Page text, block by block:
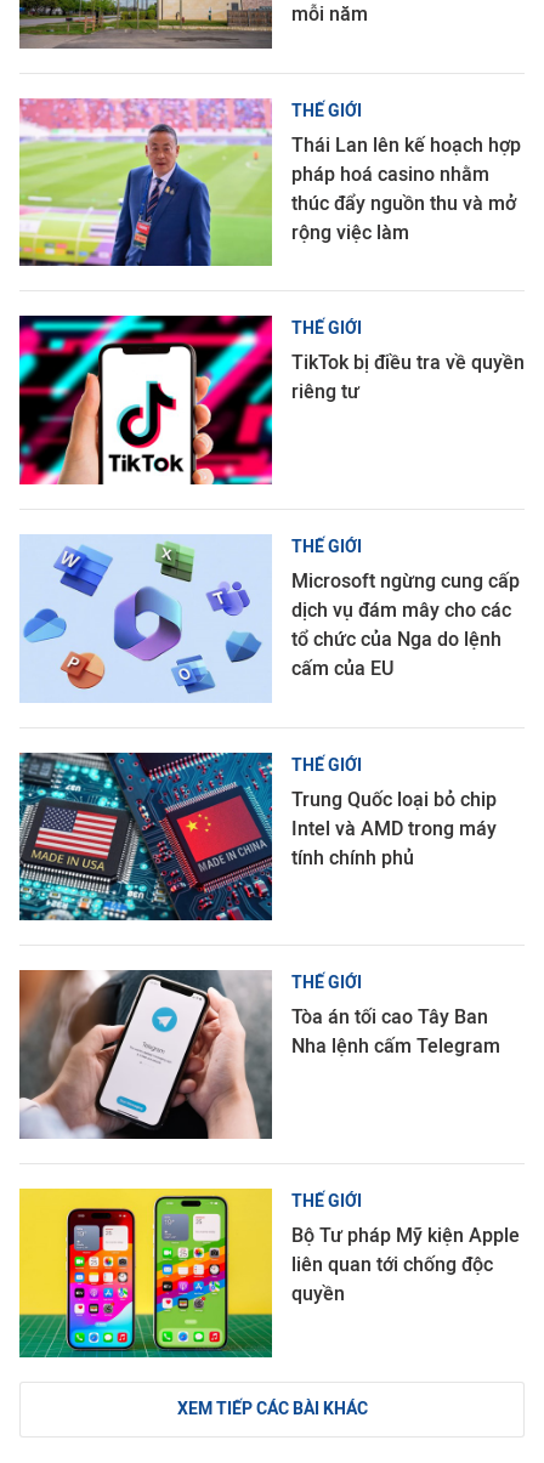
mỗi năm
THẾ GIỚI
Thái Lan lên kế hoạch hợp
pháp hoá casino nhằm
thúc đẩy nguồn thu và mở
rộng việc làm
THẾ GIỚI
TikTok bị điều tra về quyền
riêng tư
THẾ GIỚI
Microsoft ngừng cung cấp
dịch vụ đám mây cho các
tổ chức của Nga do lệnh
cấm của EU
THẾ GIỚI
Trung Quốc loại bỏ chip
Intel và AMD trong máy
tính chính phủ
THẾ GIỚI
Tòa án tối cao Tây Ban
Nha lệnh cấm Telegram
THẾ GIỚI
Bộ Tư pháp Mỹ kiện Apple
liên quan tới chống độc
quyền
XEM TIẾP CÁC BÀI KHÁC